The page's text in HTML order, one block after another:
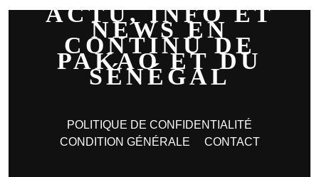
ACTU, INFO ET
NEWS EN
CONTINU DE
PAKAO ET DU
SÉNÉGAL
POLITIQUE DE CONFIDENTIALITÉ
CONDITION GÉNÉRALE
CONTACT